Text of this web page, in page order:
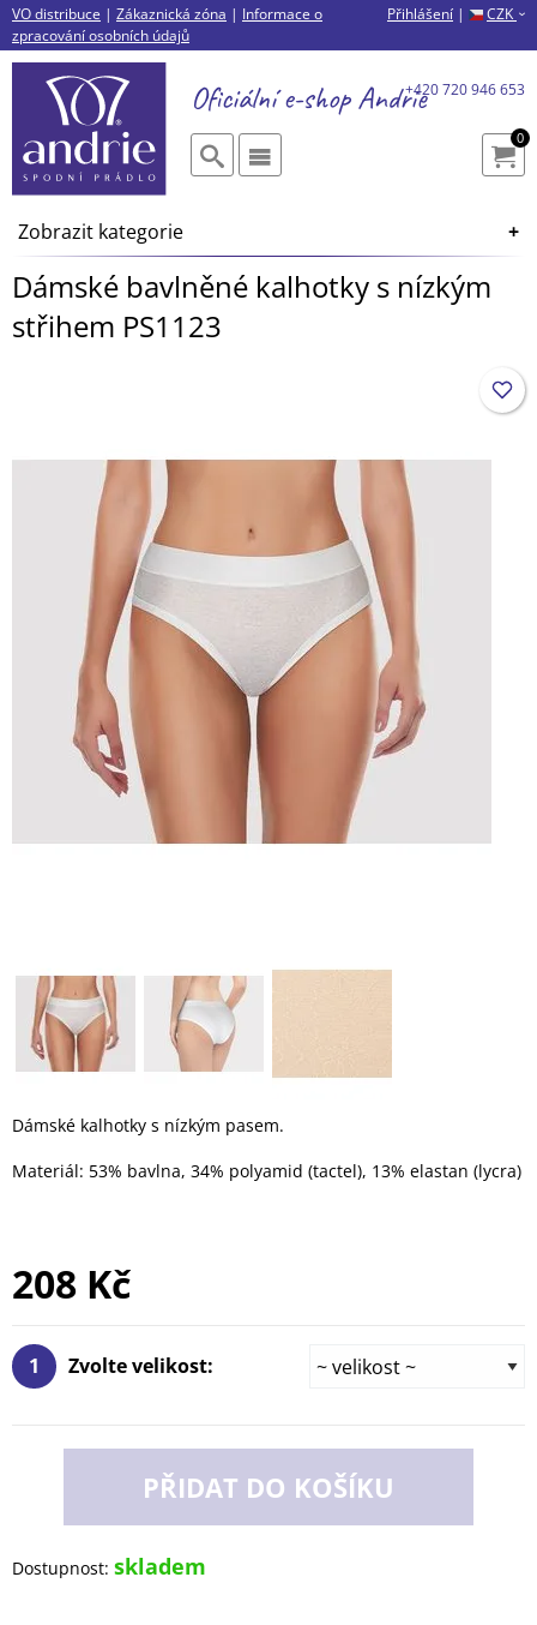
Přihlášení | CZK ›
VO distribuce | Zákaznická zóna | Informace o
zpracování osobních údajů
Oficiální e-shopAndrie
0
+420 720 946 653
Zobrazit kategorie
Dámské bavlněné kalhotky s nízkým
střihem PS1123
Dámské kalhotky s nízkým pasem.
Materiál: 53% bavlna, 34% polyamid (tactel), 13% elastan (lycra)
208 Kč
1 Zvolte velikost:
PŘIDAT DO KOŠÍKU
Dostupnost: skladem